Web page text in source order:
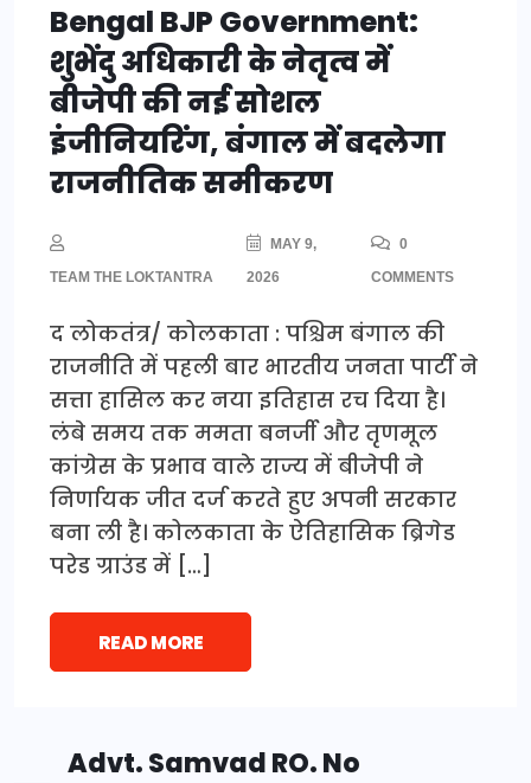
Bengal BJP Government:
शुभेंदु अधिकारी के नेतृत्व में
बीजेपी की नई सोशल
इंजीनियरिंग, बंगाल में बदलेगा
राजनीतिक समीकरण
TEAM THE LOKTANTRA
MAY 9,
2026
0
COMMENTS
द लोकतंत्र/ कोलकाता : पश्चिम बंगाल की
राजनीति में पहली बार भारतीय जनता पार्टी ने
सत्ता हासिल कर नया इतिहास रच दिया है।
लंबे समय तक ममता बनर्जी और तृणमूल
कांग्रेस के प्रभाव वाले राज्य में बीजेपी ने
निर्णायक जीत दर्ज करते हुए अपनी सरकार
बना ली है। कोलकाता के ऐतिहासिक ब्रिगेड
परेड ग्राउंड में […]
READ MORE
Advt. Samvad RO. No